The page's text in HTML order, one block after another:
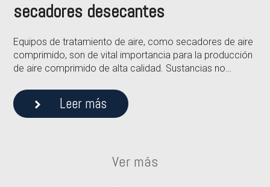
secadores desecantes
Equipos de tratamiento de aire, como secadores de aire
comprimido, son de vital importancia para la producción
de aire comprimido de alta calidad. Sustancias no…
Leer más
Ver más